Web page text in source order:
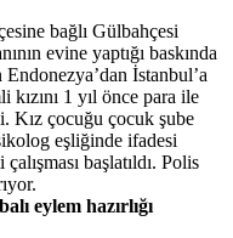
bağlı Gülbahçesi
evine yaptığı baskında
İstanbul’a
1 yıl önce para ile
Kız çocuğu çocuk şube
eşliğinde ifadesi
başlatıldı. Polis
eylem hazırlığı